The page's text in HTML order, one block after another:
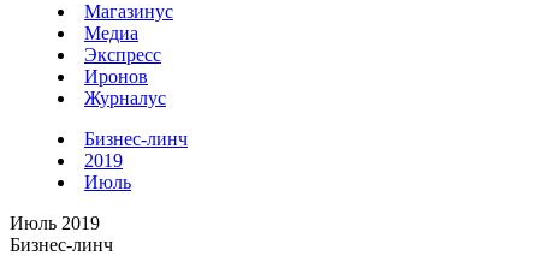
Магазинус
Медиа
Экспресс
Иронов
Журналус
Бизнес-линч
2019
Июль
Июль 2019
Бизнес-линч